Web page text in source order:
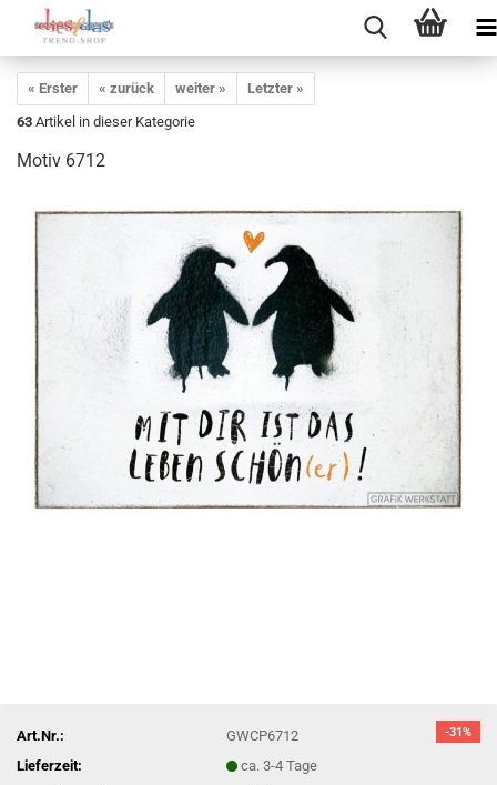
« Erster « zurück weiter »
Letzter »
63 Artikel in dieser Kategorie
Motiv 6712
-31%
Art.Nr.:
GWCP6712
Lieferzeit:
ca. 3-4 Tage